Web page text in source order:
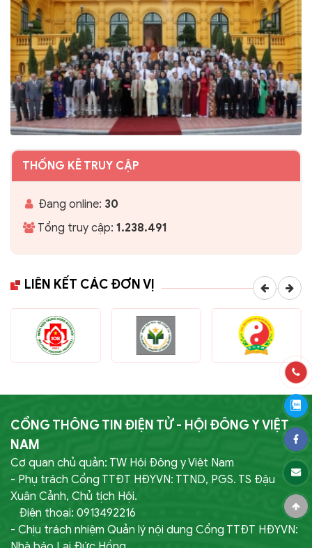
THỐNG KÊ TRUY CẬP
Đang online: 30
Tổng truy cập: 1.238.491
LIÊN KẾT CÁC ĐƠN VỊ
CỔNG THÔNG TIN ĐIỆN TỬ - HỘI ĐÔNG Y VIỆT
NAM
Cơ quan chủ quản: TW Hội Đông y Việt Nam
- Phụ trách Cổng TTĐT HĐYVN: TTND, PGS. TS Đậu
Xuân Cảnh, Chủ tịch Hội.
Điện thoại: 0913492216
- Chịu trách nhiệm Quản lý nội dung Cổng TTĐT HĐYVN: